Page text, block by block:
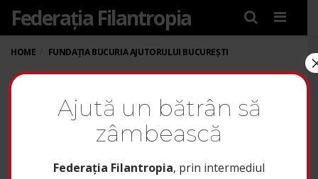
Menu
Federația Filantropia
HOME FUNDAȚIA BUCURIA AJUTORULUI BUCUREȘTI
FUNDAȚIA BUCURIA
AJUTORULUI
BUCUREȘTI
Ajută un bătrân să
zâmbească
Federaţia Filantropia, prin intermediul